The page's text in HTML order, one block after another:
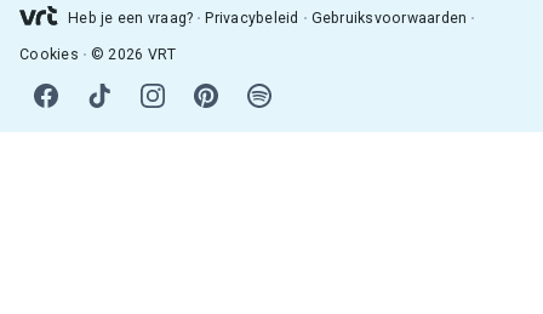
Heb je een vraag? Privacybeleid Gebruiksvoorwaarden
Cookies © 2026 VRT